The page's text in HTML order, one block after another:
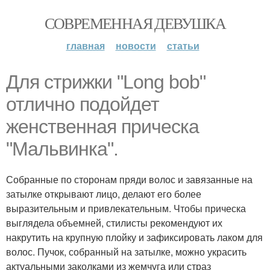
СОВРЕМЕННАЯ ДЕВУШКА
главная новости статьи
Для стрижки "Long bob"
отлично подойдет
женственная прическа
"Мальвинка".
Собранные по сторонам пряди волос и завязанные на
затылке открывают лицо, делают его более
выразительным и привлекательным. Чтобы прическа
выглядела объемней, стилисты рекомендуют их
накрутить на крупную плойку и зафиксировать лаком для
волос. Пучок, собранный на затылке, можно украсить
актуальными заколками из жемчуга или страз